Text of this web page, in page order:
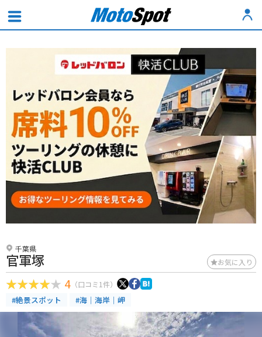
千葉県
官軍塚 お気に入り
4 （口コミ1件）
#絶景スポット #海｜海岸｜岬